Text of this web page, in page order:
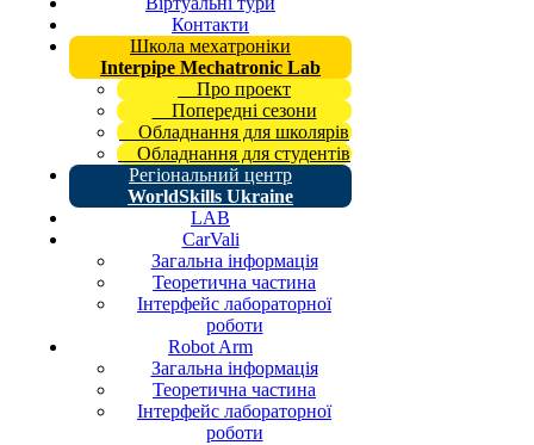
Контакти
Школа мехатроніки
Interpipe Mechatronic Lab
Про проект
Попередні сезони
Обладнання для школярів
Обладнання для студентів
Регіональний центр
WorldSkills Ukraine
LAB
CarVali
Загальна інформація
Теоретична частина
Інтерфейс лабораторної
роботи
Robot Arm
Загальна інформація
Теоретична частина
Інтерфейс лабораторної
роботи